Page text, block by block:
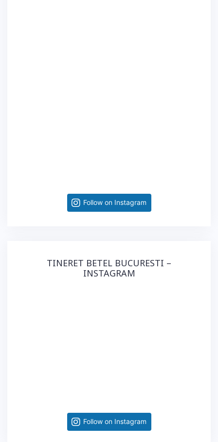
Follow on Instagram
TINERET BETEL BUCURESTI –
INSTAGRAM
Follow on Instagram